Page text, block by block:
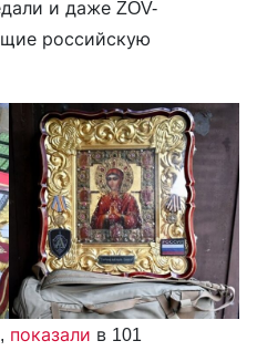
и даже ZOV-
российскую
показали в 101